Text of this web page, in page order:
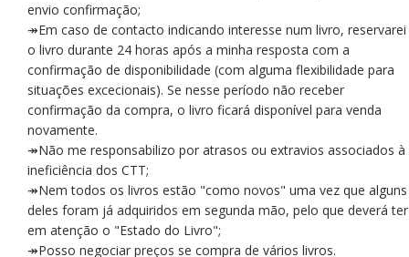
envio confirmação;
↠Em caso de contacto indicando interesse num livro, reservarei
o livro durante 24 horas após a minha resposta com a
confirmação de disponibilidade (com alguma flexibilidade para
situações excecionais). Se nesse período não receber
confirmação da compra, o livro ficará disponível para venda
novamente.
↠Não me responsabilizo por atrasos ou extravios associados à
ineficiência dos CTT;
↠Nem todos os livros estão "como novos" uma vez que alguns
deles foram já adquiridos em segunda mão, pelo que deverá ter
em atenção o "Estado do Livro";
↠Posso negociar preços se compra de vários livros.